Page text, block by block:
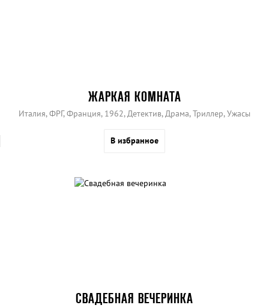
ЖАРКАЯ КОМНАТА
Италия, ФРГ, Франция, 1962, Детектив, Драма, Триллер, Ужасы
В избранное
СВАДЕБНАЯ ВЕЧЕРИНКА